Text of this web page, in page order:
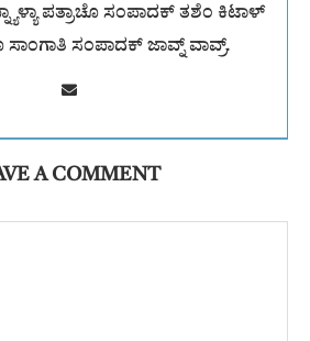
ಪತ್ರಾಚೊ ಸಂಪಾದಕ್ ತಶೆಂ ಕಿಟಾಳ್
ಸಾಂಗಾತಿ ಸಂಪಾದಕ್ ಜಾವ್ನ್ ವಾವ್ರ್.
A COMMENT